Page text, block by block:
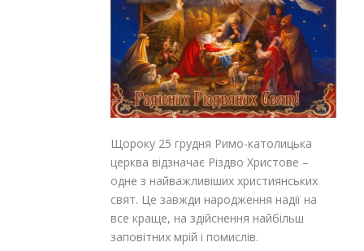
Щороку 25 грудня Римо-католицька
церква відзначає Різдво Христове –
одне з найважливіших християнських
свят. Це завжди народження надії на
все краще, на здійснення найбільш
заповітних мрій і помислів.